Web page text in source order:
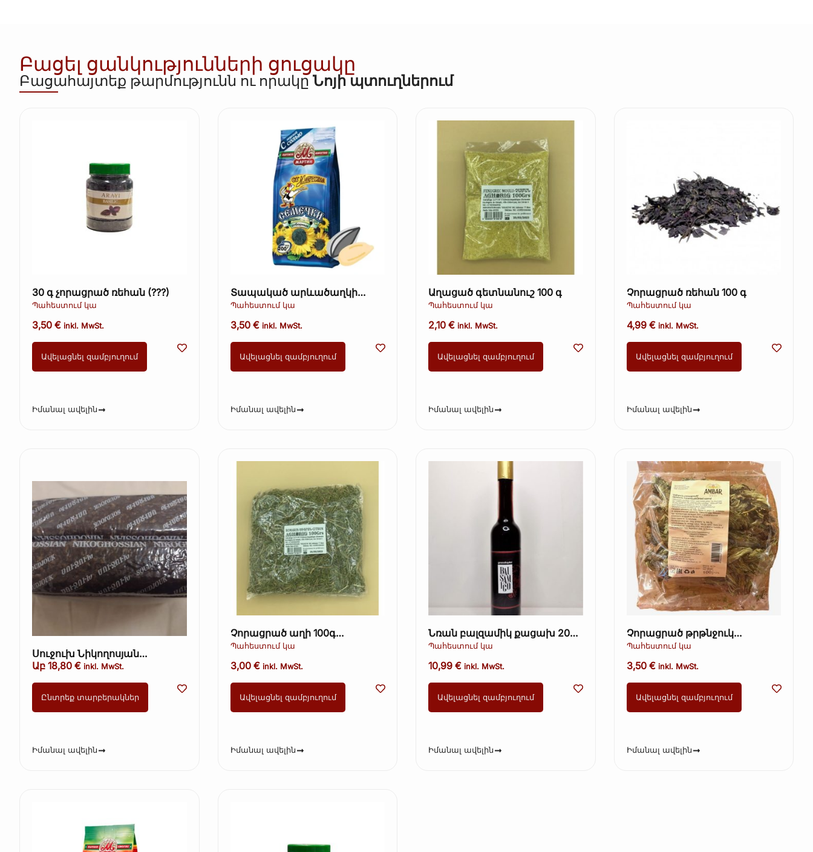
Բացել ցանկությունների ցուցակը
Բացահայտեք թարմությունն ու որակը Նոյի պտուղներում
30 գ չորացրած ռեհան (???)
Պահեստում կա
3,50 € inkl. MwSt.
Ավելացնել զամբյուղում
Իմանալ ավելին
Տապակած արևածաղկի
սերմեր կեղևով – Ot Martina,
Պահեստում կա
3,50 € inkl. MwSt.
Ավելացնել զամբյուղում
Իմանալ ավելին
Աղացած գետնանուշ 100 գ
Պահեստում կա
2,10 € inkl. MwSt.
Ավելացնել զամբյուղում
Իմանալ ավելին
Չորացրած ռեհան 100 գ
Պահեստում կա
4,99 € inkl. MwSt.
Ավելացնել զամբյուղում
Իմանալ ավելին
Սուջուխ Նիկողոսյան
(տավարի երշիկ, սխտորով
Աբ 18,80 € inkl. MwSt.
Ընտրեք տարբերակներ
Իմանալ ավելին
Չորացրած աղի 100գ
(Չորացրած աղի)
Պահեստում կա
3,00 € inkl. MwSt.
Ավելացնել զամբյուղում
Իմանալ ավելին
Նռան բալզամիկ քացախ 200
մլ
Պահեստում կա
10,99 € inkl. MwSt.
Ավելացնել զամբյուղում
Իմանալ ավելին
Չորացրած թրթնջուկ
մոտավորապես։ 70գ +-5գ
Պահեստում կա
3,50 € inkl. MwSt.
Ավելացնել զամբյուղում
Իմանալ ավելին